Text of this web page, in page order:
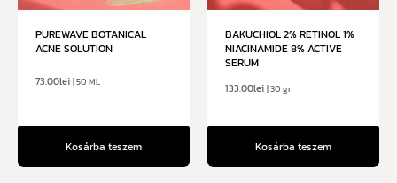
PUREWAVE BOTANICAL
ACNE SOLUTION
73.00lei | 50 ML
Kosárba teszem
BAKUCHIOL 2% RETINOL 1%
NIACINAMIDE 8% ACTIVE
SERUM
133.00lei | 30 gr
Kosárba teszem